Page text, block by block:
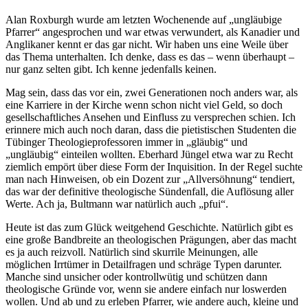
Alan Roxburgh wurde am letzten Wochenende auf „ungläubige
Pfarrer“ angesprochen und war etwas verwundert, als Kanadier und
Anglikaner kennt er das gar nicht. Wir haben uns eine Weile über
das Thema unterhalten. Ich denke, dass es das – wenn überhaupt –
nur ganz selten gibt. Ich kenne jedenfalls keinen.
Mag sein, dass das vor ein, zwei Generationen noch anders war, als
eine Karriere in der Kirche wenn schon nicht viel Geld, so doch
gesellschaftliches Ansehen und Einfluss zu versprechen schien. Ich
erinnere mich auch noch daran, dass die pietistischen Studenten die
Tübinger Theologieprofessoren immer in „gläubig“ und
„ungläubig“ einteilen wollten. Eberhard Jüngel etwa war zu Recht
ziemlich empört über diese Form der Inquisition. In der Regel suchte
man nach Hinweisen, ob ein Dozent zur „Allversöhnung“ tendiert,
das war der definitive theologische Sündenfall, die Auflösung aller
Werte. Ach ja, Bultmann war natürlich auch „pfui“.
Heute ist das zum Glück weitgehend Geschichte. Natürlich gibt es
eine große Bandbreite an theologischen Prägungen, aber das macht
es ja auch reizvoll. Natürlich sind skurrile Meinungen, alle
möglichen Irrtümer in Detailfragen und schräge Typen darunter.
Manche sind unsicher oder kontrollwütig und schützen dann
theologische Gründe vor, wenn sie andere einfach nur loswerden
wollen. Und ab und zu erleben Pfarrer, wie andere auch, kleine und